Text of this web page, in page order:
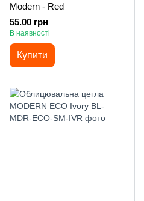
Modern - Red
55.00 грн
В наявності
Купити